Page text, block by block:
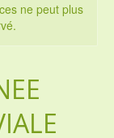
ne peut plus